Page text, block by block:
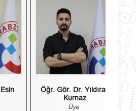
Öğr. Gör. Dr. Yıldıray
Kurnaz
Üye